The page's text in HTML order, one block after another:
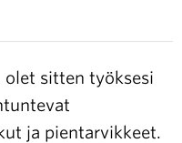
Yhteystiedot
olet sitten työksesi
ja pientarvikkeet.